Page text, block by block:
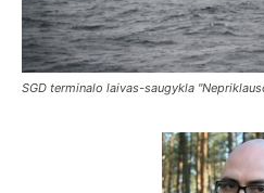
SGD terminalo laivas-saugykla